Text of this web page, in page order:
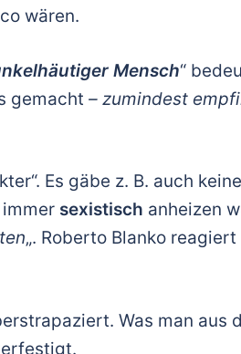
wären.
Mensch“
gemacht – zumindest
Es gäbe z. B. auch
sexistisch anheizen
„. Roberto Blanko
Was man aus